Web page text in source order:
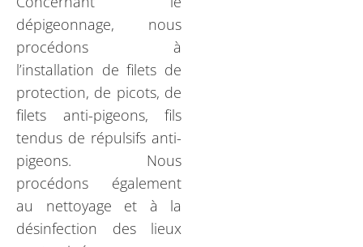
dépigeonnage, nous
procédons à
l’installation de filets de
protection, de picots, de
filets anti-pigeons, fils
tendus de répulsifs anti-
pigeons. Nous
procédons également
au nettoyage et à la
désinfection des lieux